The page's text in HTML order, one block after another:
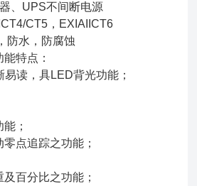
、UPS不间断电源
CT5，EXIAIICT6
防水，防腐蚀
特点：
读，具LED背光功能；
；
点追踪之功能；
百分比之功能；